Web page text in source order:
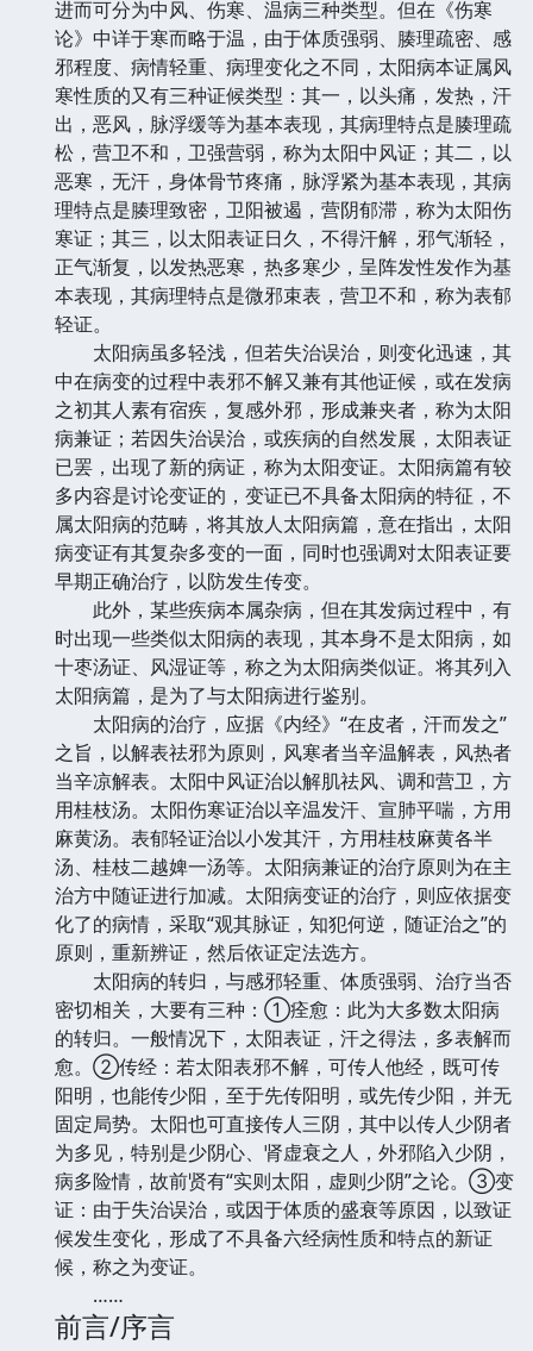
进而可分为中风、伤寒、温病三种类型。但在《伤寒
论》中详于寒而略于温，由于体质强弱、腠理疏密、感
邪程度、病情轻重、病理变化之不同，太阳病本证属风
寒性质的又有三种证候类型：其一，以头痛，发热，汗
出，恶风，脉浮缓等为基本表现，其病理特点是腠理疏
松，营卫不和，卫强营弱，称为太阳中风证；其二，以
恶寒，无汗，身体骨节疼痛，脉浮紧为基本表现，其病
理特点是腠理致密，卫阳被遏，营阴郁滞，称为太阳伤
寒证；其三，以太阳表证日久，不得汗解，邪气渐轻，
正气渐复，以发热恶寒，热多寒少，呈阵发性发作为基
本表现，其病理特点是微邪束表，营卫不和，称为表郁
轻证。
太阳病虽多轻浅，但若失治误治，则变化迅速，其
中在病变的过程中表邪不解又兼有其他证候，或在发病
之初其人素有宿疾，复感外邪，形成兼夹者，称为太阳
病兼证；若因失治误治，或疾病的自然发展，太阳表证
已罢，出现了新的病证，称为太阳变证。太阳病篇有较
多内容是讨论变证的，变证已不具备太阳病的特征，不
属太阳病的范畴，将其放人太阳病篇，意在指出，太阳
病变证有其复杂多变的一面，同时也强调对太阳表证要
早期正确治疗，以防发生传变。
此外，某些疾病本属杂病，但在其发病过程中，有
时出现一些类似太阳病的表现，其本身不是太阳病，如
十枣汤证、风湿证等，称之为太阳病类似证。将其列入
太阳病篇，是为了与太阳病进行鉴别。
太阳病的治疗，应据《内经》“在皮者，汗而发之”
之旨，以解表祛邪为原则，风寒者当辛温解表，风热者
当辛凉解表。太阳中风证治以解肌祛风、调和营卫，方
用桂枝汤。太阳伤寒证治以辛温发汗、宣肺平喘，方用
麻黄汤。表郁轻证治以小发其汗，方用桂枝麻黄各半
汤、桂枝二越婢一汤等。太阳病兼证的治疗原则为在主
治方中随证进行加减。太阳病变证的治疗，则应依据变
化了的病情，采取“观其脉证，知犯何逆，随证治之”的
原则，重新辨证，然后依证定法选方。
太阳病的转归，与感邪轻重、体质强弱、治疗当否
密切相关，大要有三种：①痊愈：此为大多数太阳病
的转归。一般情况下，太阳表证，汗之得法，多表解而
愈。②传经：若太阳表邪不解，可传人他经，既可传
阳明，也能传少阳，至于先传阳明，或先传少阳，并无
固定局势。太阳也可直接传人三阴，其中以传人少阴者
为多见，特别是少阴心、肾虚衰之人，外邪陷入少阴，
病多险情，故前贤有“实则太阳，虚则少阴”之论。③变
证：由于失治误治，或因于体质的盛衰等原因，以致证
候发生变化，形成了不具备六经病性质和特点的新证
候，称之为变证。
……
前言/序言